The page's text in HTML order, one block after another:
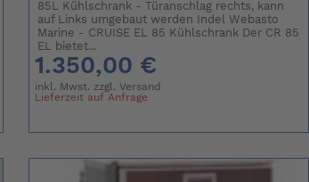
85L Kühlschrank - Türanschlag rechts, kann
auf Links umgebaut werden Indel Webasto
Marine - CRUISE EL 85 Kühlschrank Der CR 85
EL bietet...
1.350,00 €
inkl. Mwst. zzgl.Versand
Lieferzeit auf Anfrage